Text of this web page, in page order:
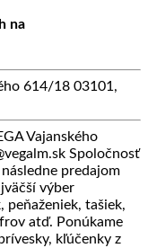
na
614/18 03101,
Vajanského
Spoločnosť
predajom
výber
peňaženiek, tašiek,
atď. Ponúkame
kľúčenky z